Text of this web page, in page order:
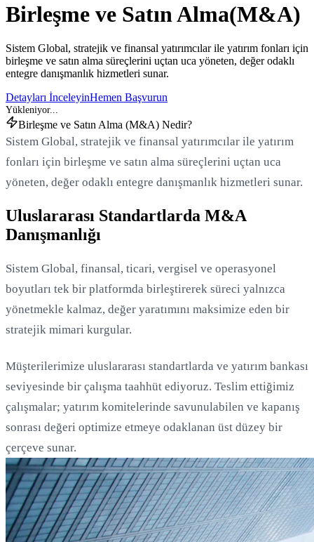
Birleşme ve Satın Alma(M&A)
Sistem Global, stratejik ve finansal yatırımcılar ile yatırım fonları için
birleşme ve satın alma süreçlerini uçtan uca yöneten, değer odaklı
entegre danışmanlık hizmetleri sunar.
Detayları İnceleyinHemen Başvurun
Yükleniyor...
Birleşme ve Satın Alma (M&A) Nedir?
Sistem Global, stratejik ve finansal yatırımcılar ile yatırım
fonları için birleşme ve satın alma süreçlerini uçtan uca
yöneten, değer odaklı entegre danışmanlık hizmetleri sunar.
Uluslararası Standartlarda M&A
Danışmanlığı
Sistem Global, finansal, ticari, vergisel ve operasyonel
boyutları tek bir platformda birleştirerek süreci yalnızca
yönetmekle kalmaz, değer yaratımını maksimize eden bir
stratejik mimari kurgular.
Müşterilerimize uluslararası standartlarda ve yatırım bankası
seviyesinde bir çalışma taahhüt ediyoruz. Teslim ettiğimiz
çalışmalar; yatırım komitelerinde savunulabilen ve kapanış
sonrası değeri optimize etmeye odaklanan üst düzey bir
çerçeve sunar.